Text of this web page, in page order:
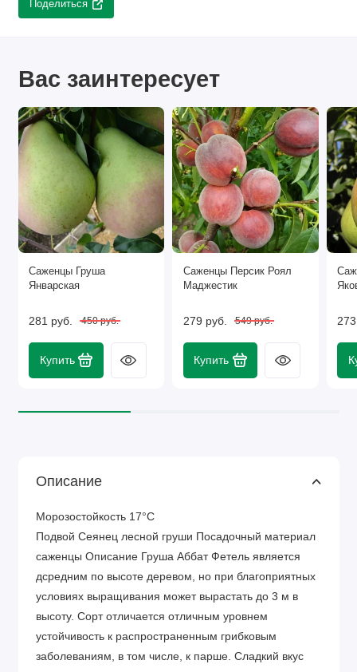
Поделиться
Вас заинтересует
Саженцы Груша
Январская
281 руб. 450 руб.
Купить
Саженцы Персик Роял
Маджестик
279 руб. 549 руб.
Купить
Описание
Морозостойкость 17°C
Подвой Сеянец лесной груши Посадочный материал
саженцы Описание Груша Аббат Фетель является
дсредним по высоте деревом, но при благоприятных
условиях выращивания может вырастать до 3 м в
высоту. Сорт отличается отличным уровнем
устойчивость к распространенным грибковым
заболеваниям, в том числе, к парше. Сладкий вкус